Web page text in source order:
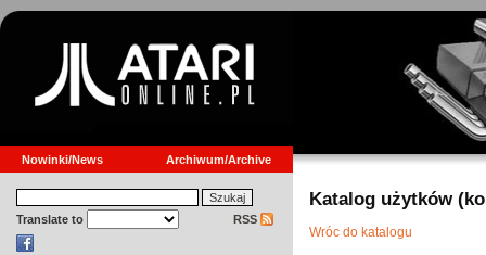
Nowinki/News Archiwum/Archive
Translate to RSS
Katalog użytków
Wróc do katalogu